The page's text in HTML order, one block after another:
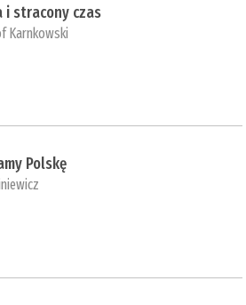
i stracony czas
Karnkowski
Polskę